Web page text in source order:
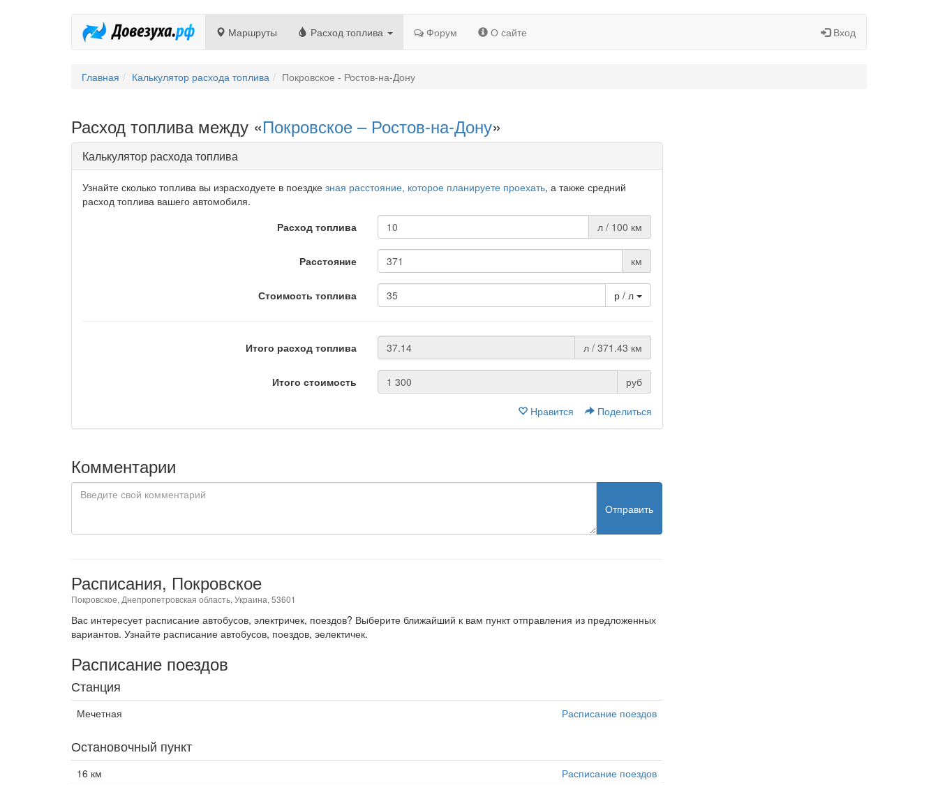
Маршруты Расход топлива Форум О сайте Вход
Главная Калькулятор расхода топлива Покровское - Ростов-на-Дону
Расход топлива между «Покровское – Ростов-на-Дону»
Калькулятор расхода топлива
Узнайте сколько топлива вы израсходуете в поездке зная расстояние, которое планируете проехать, а также средний
расход топлива вашего автомобиля.
Расход топлива
л / 100 км
Расстояние км
Стоимость топлива р / л
Итого расход топлива л / 371.43 км
Итого стоимость руб
Нравится Поделиться
Комментарии
Отправить
Расписания, Покровское
Покровское, Днепропетровская область, Украина, 53601
Вас интересует расписание автобусов, электричек, поездов? Выберите ближайший к вам пункт отправления из предложенных
вариантов. Узнайте расписание автобусов, поездов, эелектичек.
Расписание поездов
Станция
Мечетная Расписание поездов
Остановочный пункт
16 км
Расписание поездов